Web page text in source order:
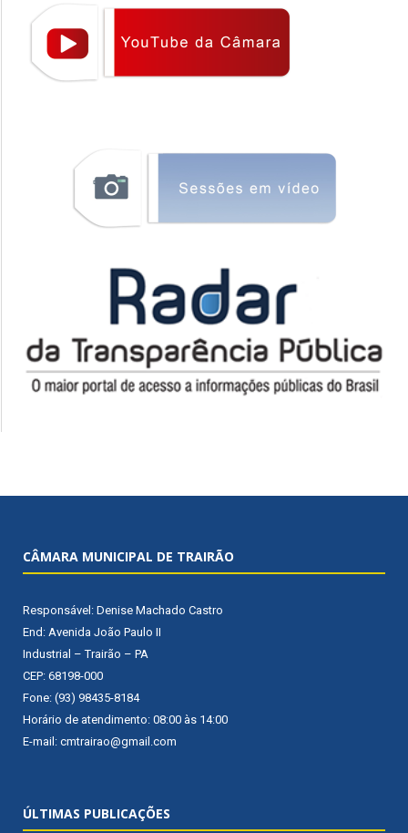
CÂMARA MUNICIPAL DE TRAIRÃO
Responsável: Denise Machado Castro
End: Avenida João Paulo II
Industrial – Trairão – PA
CEP: 68198-000
Fone: (93) 98435-8184
Horário de atendimento: 08:00 às 14:00
E-mail: cmtrairao@gmail.com
ÚLTIMAS PUBLICAÇÕES